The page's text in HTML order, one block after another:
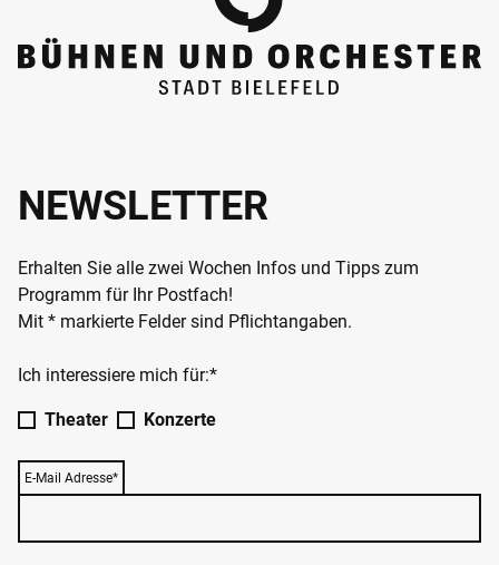
NEWSLETTER
Erhalten Sie alle zwei Wochen Infos und Tipps zum
Programm für Ihr Postfach!
Mit * markierte Felder sind Pflichtangaben.
Ich interessiere mich für:*
Theater Konzerte
E-Mail Adresse*